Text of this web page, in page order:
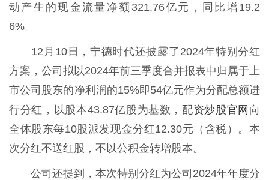
动产生的现金流量净额321.76亿元，同比增19.2
6%。
12月10日，宁德时代还披露了2024年特别分红
方案，公司拟以2024年前三季度合并报表中归属于上
市公司股东的净利润的15%即54亿元作为分配总额进
行分红，以股本43.87亿股为基数，配资炒股官网 向
全体股东每10股派发现金分红12.30元（含税）。本
次分红不送红股，不以公积金转增股本。
公司还提到，本次特别分红为公司2024年年度分